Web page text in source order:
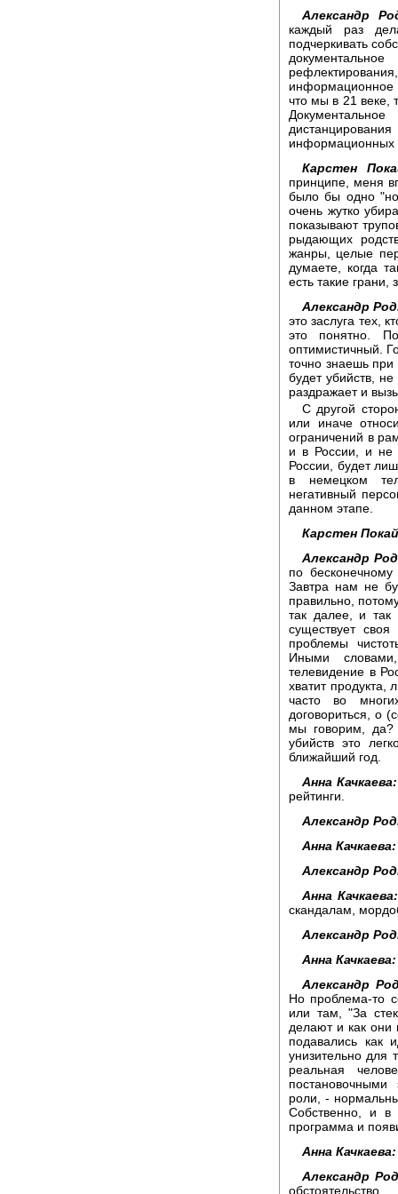
Александр
каждый раз
подчеркивать
информационное
что мы в 21 веке,
информационных
Карстен
принципе, меня
было бы одно
очень жутко
показывают
рыдающих
жанры, целые
думаете, когда
есть такие
Александр
это заслуга тех,
это понятно.
оптимистичный.
точно знаешь при
будет убийств, не
раздражает и
С другой
или иначе
ограничений в
и в России, и не
России, будет
в немецком
негативный
данном этапе.
Карстен
Александр
по
Завтра нам не
правильно,
так далее, и
существует
проблемы
Иными
телевидение в
хватит продукта,
часто во
договориться, о
мы говорим,
убийств это
ближайший год.
Анна Качкаева:
рейтинги.
Александр
Анна Качкаева:
Александр
Анна Качкаева:
скандалам,
Александр
Анна Качкаева:
Александр
Но проблема-то
или там, "За
делают и как они
подавались как
унизительно для
реальная
роли, -
Собственно, и в
программа и
Анна Качкаева:
Александр